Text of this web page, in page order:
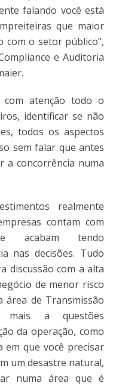
falando você está
que maior
o setor público”,
e Auditoria
atenção todo o
identificar se não
todos os aspectos
sem falar que antes
a concorrência numa
realmente
contam com
acabam tendo
nas decisões. Tudo
discussão com a alta
de menor risco
de Transmissão
mais a questões
da operação, como
em que você precisar
um desastre natural,
numa área que é